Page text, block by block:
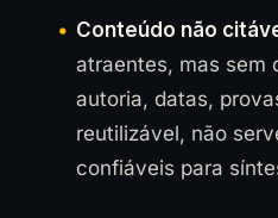
Conteúdo não
atraentes, mas sem
autoria, datas,
reutilizável, não
confiáveis para